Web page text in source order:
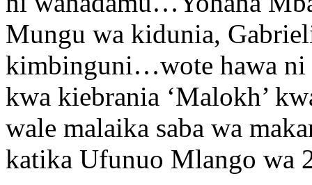
Mungu wa kidunia,
kimbinguni…wote hawa ni
kwa kiebrania ‘Malokh’
wale malaika saba wa
katika Ufunuo Mlango wa